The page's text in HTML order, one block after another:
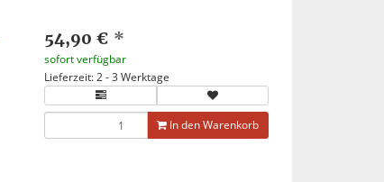
54,90 € *
sofort verfügbar
Lieferzeit: 2 - 3 Werktage
In den Warenkorb